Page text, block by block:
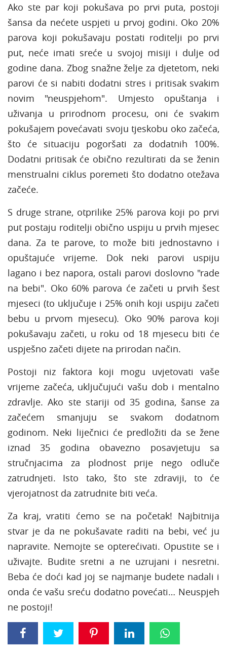
Ako ste par koji pokušava po prvi puta, postoji
šansa da nećete uspjeti u prvoj godini. Oko 20%
parova koji pokušavaju postati roditelji po prvi
put, neće imati sreće u svojoj misiji i dulje od
godine dana. Zbog snažne želje za djetetom, neki
parovi će si nabiti dodatni stres i pritisak svakim
novim "neuspjehom". Umjesto opuštanja i
uživanja u prirodnom procesu, oni će svakim
pokušajem povećavati svoju tjeskobu oko začeća,
što će situaciju pogoršati za dodatnih 100%.
Dodatni pritisak će obično rezultirati da se ženin
menstrualni ciklus poremeti što dodatno otežava
začeće.
S druge strane, otprilike 25% parova koji po prvi
put postaju roditelji obično uspiju u prvih mjesec
dana. Za te parove, to može biti jednostavno i
opuštajuće vrijeme. Dok neki parovi uspiju
lagano i bez napora, ostali parovi doslovno "rade
na bebi". Oko 60% parova će začeti u prvih šest
mjeseci (to uključuje i 25% onih koji uspiju začeti
bebu u prvom mjesecu). Oko 90% parova koji
pokušavaju začeti, u roku od 18 mjesecu biti će
uspješno začeti dijete na prirodan način.
Postoji niz faktora koji mogu uvjetovati vaše
vrijeme začeća, uključujući vašu dob i mentalno
zdravlje. Ako ste stariji od 35 godina, šanse za
začećem smanjuju se svakom dodatnom
godinom. Neki liječnici će predložiti da se žene
iznad 35 godina obavezno posavjetuju sa
stručnjacima za plodnost prije nego odluče
zatrudnjeti. Isto tako, što ste zdraviji, to će
vjerojatnost da zatrudnite biti veća.
Za kraj, vratiti ćemo se na početak! Najbitnija
stvar je da ne pokušavate raditi na bebi, već ju
napravite. Nemojte se opterećivati. Opustite se i
uživajte. Budite sretni a ne uzrujani i nesretni.
Beba će doći kad joj se najmanje budete nadali i
onda će vašu sreću dodatno povećati… Neuspjeh
ne postoji!